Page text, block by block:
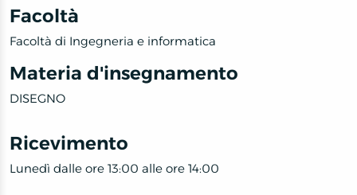
Facoltà
Facoltà di Ingegneria e informatica
Materia d'insegnamento
DISEGNO
Ricevimento
Lunedì dalle ore 13:00 alle ore 14:00